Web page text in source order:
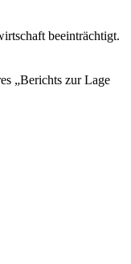
beeinträchtigt.
„Berichts zur Lage